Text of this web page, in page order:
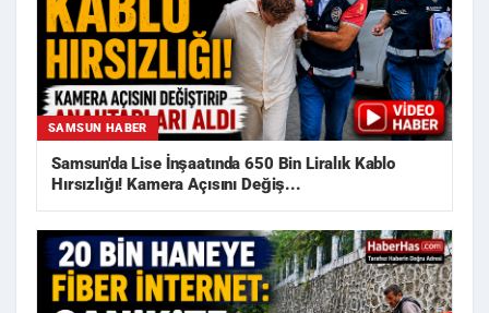
SAMSUN HABER
Samsun'da Lise İnşaatında 650 Bin Liralık Kablo
Hırsızlığı! Kamera Açısını Değiş...